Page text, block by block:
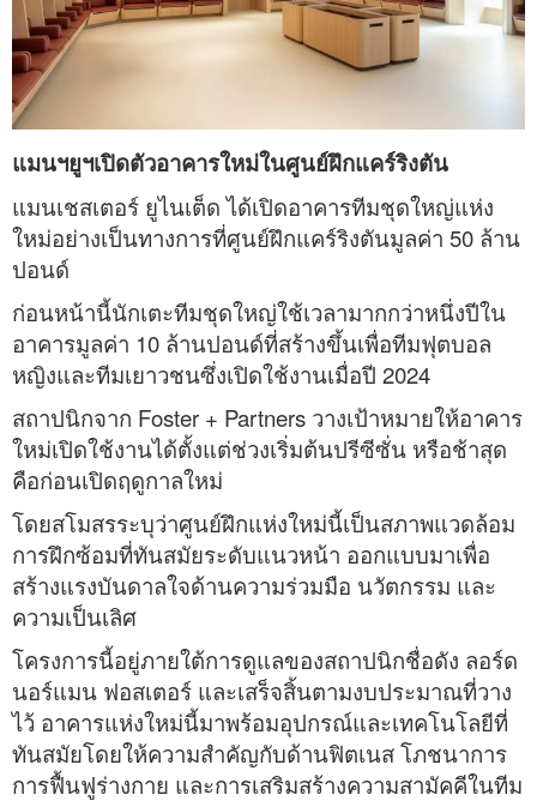
แมนฯยูฯเปิดตัวอาคารใหม่ในศูนย์ฝึกแคร์ริงตัน
แมนเชสเตอร์ ยูไนเต็ด ได้เปิดอาคารทีมชุดใหญ่แห่ง
ใหม่อย่างเป็นทางการที่ศูนย์ฝึกแคร์ริงตันมูลค่า 50 ล้าน
ปอนด์
ก่อนหน้านี้นักเตะทีมชุดใหญ่ใช้เวลามากกว่าหนึ่งปีใน
อาคารมูลค่า 10 ล้านปอนด์ที่สร้างขึ้นเพื่อทีมฟุตบอล
หญิงและทีมเยาวชนซึ่งเปิดใช้งานเมื่อปี 2024
สถาปนิกจาก Foster + Partners วางเป้าหมายให้อาคาร
ใหม่เปิดใช้งานได้ตั้งแต่ช่วงเริ่มต้นปรีซีซั่น หรือช้าสุด
คือก่อนเปิดฤดูกาลใหม่
โดยสโมสรระบุว่าศูนย์ฝึกแห่งใหม่นี้เป็นสภาพแวดล้อม
การฝึกซ้อมที่ทันสมัยระดับแนวหน้า ออกแบบมาเพื่อ
สร้างแรงบันดาลใจด้านความร่วมมือ นวัตกรรม และ
ความเป็นเลิศ
โครงการนี้อยู่ภายใต้การดูแลของสถาปนิกชื่อดัง ลอร์ด
นอร์แมน ฟอสเตอร์ และเสร็จสิ้นตามงบประมาณที่วาง
ไว้ อาคารแห่งใหม่นี้มาพร้อมอุปกรณ์และเทคโนโลยีที่
ทันสมัยโดยให้ความสำคัญกับด้านฟิตเนส โภชนาการ
การฟื้นฟูร่างกาย และการเสริมสร้างความสามัคคีในทีม